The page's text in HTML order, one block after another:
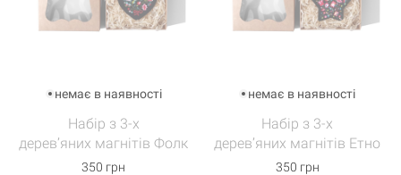
немає в наявності
Набір з 3-х
дерев’яних магнітів Фолк
350 грн
немає в наявності
Набір з 3-х
дерев’яних магнітів Етно
350 грн